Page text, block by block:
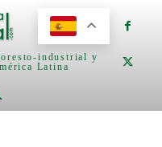
industrial y
Latina